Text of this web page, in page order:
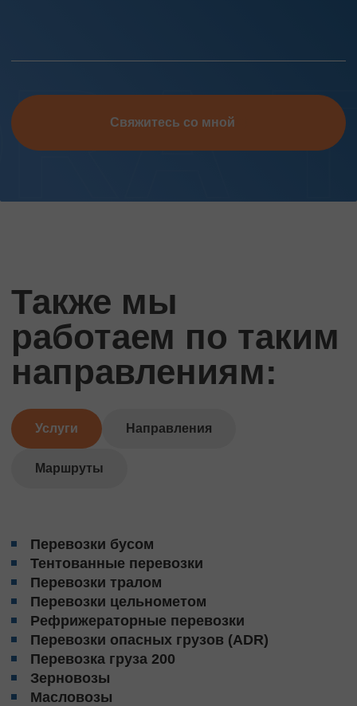
Свяжитесь со мной
Также мы
работаем по таким
направлениям:
Услуги Направления
Маршруты
Перевозки бусом
Тентованные перевозки
Перевозки тралом
Перевозки цельнометом
Рефрижераторные перевозки
Перевозки опасных грузов (ADR)
Перевозка груза 200
Зерновозы
Масловозы